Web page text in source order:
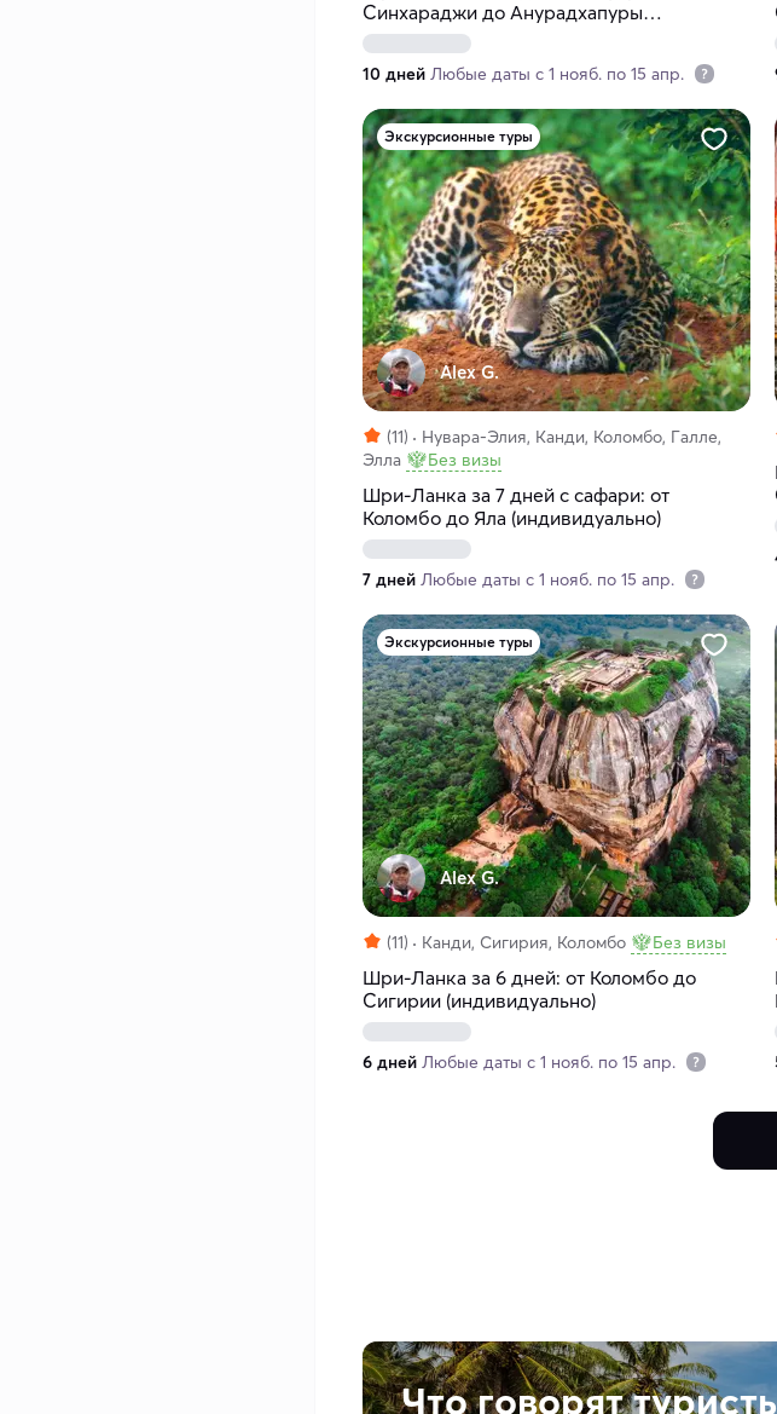
Синхараджи до Анурадхапуры
(индивидуально)
10 дней Любые даты с 1 нояб. по 15 апр.
Экскурсионные туры
Alex G.
(11)
Нувара-Элия, Канди, Коломбо, Галле,
Элла
Без визы
Шри-Ланка за 7 дней с сафари: от
Коломбо до Яла (индивидуально)
7 дней Любые даты с 1 нояб. по 15 апр.
Экскурсионные туры
Alex G.
(11) Канди, Сигирия, Коломбо Без визы
Шри-Ланка за 6 дней: от Коломбо до
Сигирии (индивидуально)
6 дней Любые даты с 1 нояб. по 15 апр.
Что говорят